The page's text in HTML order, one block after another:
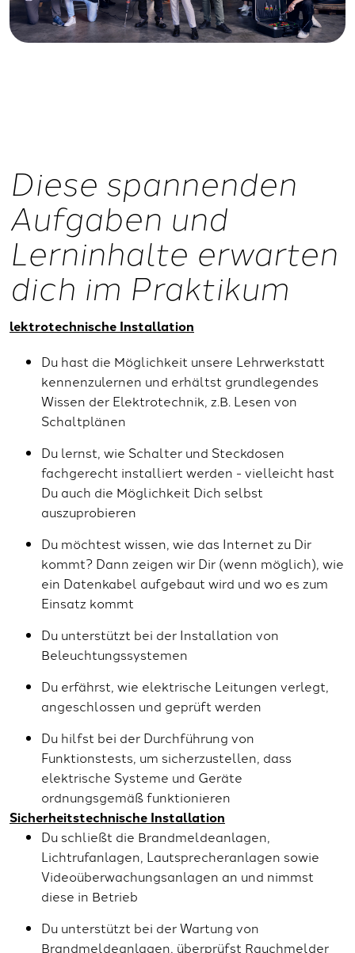
Diese spannenden
Aufgaben und
Lerninhalte erwarten
dich im Praktikum
lektrotechnische Installation
Du hast die Möglichkeit unsere Lehrwerkstatt
kennenzulernen und erhältst grundlegendes
Wissen der Elektrotechnik, z.B. Lesen von
Schaltplänen
Du lernst, wie Schalter und Steckdosen
fachgerecht installiert werden - vielleicht hast
Du auch die Möglichkeit Dich selbst
auszuprobieren
Du möchtest wissen, wie das Internet zu Dir
kommt? Dann zeigen wir Dir (wenn möglich), wie
ein Datenkabel aufgebaut wird und wo es zum
Einsatz kommt
Du unterstützt bei der Installation von
Beleuchtungssystemen
Du erfährst, wie elektrische Leitungen verlegt,
angeschlossen und geprüft werden
Du hilfst bei der Durchführung von
Funktionstests, um sicherzustellen, dass
elektrische Systeme und Geräte
ordnungsgemäß funktionieren
Sicherheitstechnische Installation
Du schließt die Brandmeldeanlagen,
Lichtrufanlagen, Lautsprecheranlagen sowie
Videoüberwachungsanlagen an und nimmst
diese in Betrieb
Du unterstützt bei der Wartung von
Brandmeldeanlagen, überprüfst Rauchmelder